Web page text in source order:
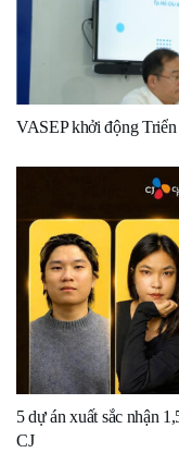
VASEP khởi động
5 dự án xuất sắc nhận
CJ